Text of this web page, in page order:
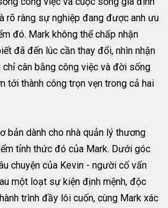
rõ ràng sự nghiệp đang được anh ưu
đó. Mark không thể chấp nhận
đã đến lúc cần thay đổi, nhìn nhận
chỉ cân bằng công việc và đời sống
tới thành công trọn vẹn trong cả hai
bản dành cho nhà quản lý thương
tỉnh thức đó của Mark. Dưới góc
chuyện của Kevin - người cố vấn
một loạt sự kiện định mệnh, độc
trình đầy lôi cuốn, cùng Mark xác